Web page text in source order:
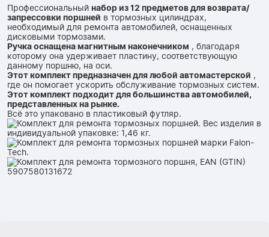
Профессиональный набор из 12 предметов для возврата/
запрессовки поршней в тормозных цилиндрах,
необходимый для ремонта автомобилей, оснащенных
дисковыми тормозами.
Ручка оснащена магнитным наконечником , благодаря
которому она удерживает пластину, соответствующую
данному поршню, на оси.
Этот комплект предназначен для любой автомастерской ,
где он помогает ускорить обслуживание тормозных систем.
Этот комплект подходит для большинства автомобилей,
представленных на рынке.
Всё это упаковано в пластиковый футляр.